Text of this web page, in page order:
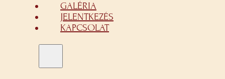
GALÉRIA
JELENTKEZÉS
KAPCSOLAT